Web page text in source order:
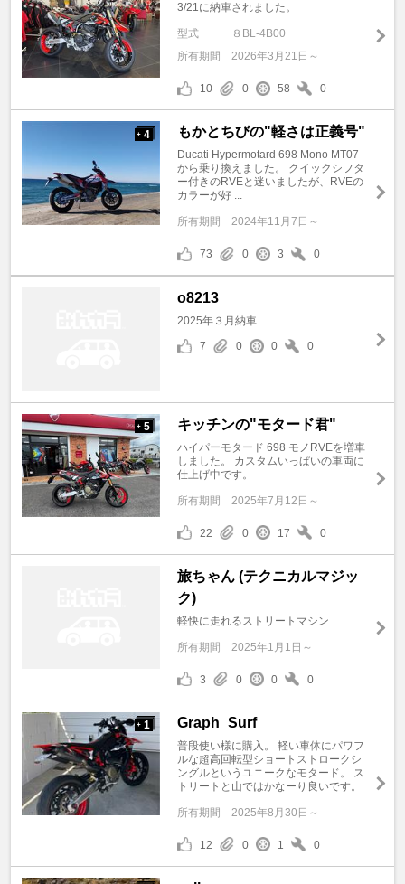
3/21に納車されました。
型式
８BL-4B00
所有期間
2026年3月21日～
10 0 58 0
+ 4 もかとちびの"軽さは正義号"
Ducati Hypermotard 698 Mono MT07
から乗り換えました。 クイックシフタ
ー付きのRVEと迷いましたが、RVEの
カラーが好 ...
所有期間 2024年11月7日～
73 0 3 0
o8213
2025年３月納車
7
0 0 0
+ 5 キッチンの"モタード君"
ハイパーモタード 698 モノRVEを増車
しました。 カスタムいっぱいの車両に
仕上げ中です。
所有期間 2025年7月12日～
22 0 17 0
旅ちゃん (テクニカルマジッ
ク)
軽快に走れるストリートマシン
所有期間 2025年1月1日～
3 0 0 0
+ 1 Graph_Surf
普段使い様に購入。 軽い車体にパワフ
ルな超高回転型ショートストロークシ
ングルというユニークなモタード。 ス
トリートと山ではかなーり良いです。
所有期間 2025年8月30日～
12 0 1 0